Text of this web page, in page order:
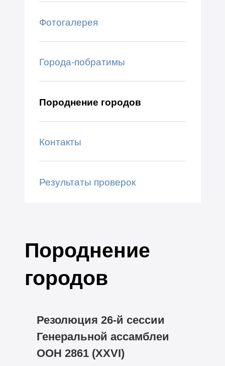
Фотогалерея
Города-побратимы
Породнение городов
Контакты
Результаты проверок
Породнение
городов
Резолюция 26-й сессии
Генеральной ассамблеи
ООН 2861 (XXVI)